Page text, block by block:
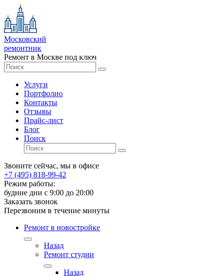
Московский
ремонтник
Ремонт в Москве под ключ
Услуги
Портфолио
Контакты
Отзывы
Прайс-лист
Блог
Поиск
Звоните сейчас, мы в офисе
+7 (495) 818-99-42
Режим работы:
будние дни с 9:00 до 20:00
Заказать звонок
Перезвоним в течение минуты
Ремонт в новостройке
Назад
Ремонт студии
Назад